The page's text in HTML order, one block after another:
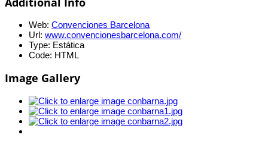
Web: Convenciones Barcelona
Url: www.convencionesbarcelona.com/
Type: Estática
Code: HTML
Image Gallery